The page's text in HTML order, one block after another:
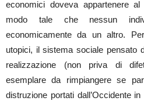
economici doveva appartenere
modo tale che nessun
economicamente da un altro.
utopici, il sistema sociale pensato
realizzazione (non priva di
esemplare da rimpiangere se
distruzione portati dall’Occidente